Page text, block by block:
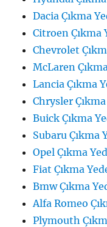
Dacia Çıkma
Citroen Çıkma
Chevrolet
McLaren
Lancia Çıkma
Chrysler
Buick Çıkma
Subaru Çıkma
Opel Çıkma
Fiat Çıkma
Bmw Çıkma
Alfa Romeo
Plymouth